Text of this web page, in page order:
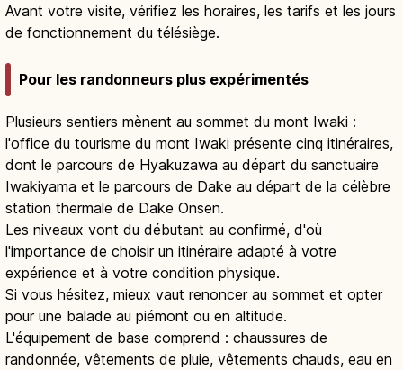
Avant votre visite, vérifiez les horaires, les tarifs et les jours
de fonctionnement du télésiège.
Pour les randonneurs plus expérimentés
Plusieurs sentiers mènent au sommet du mont Iwaki :
l'office du tourisme du mont Iwaki présente cinq itinéraires,
dont le parcours de Hyakuzawa au départ du sanctuaire
Iwakiyama et le parcours de Dake au départ de la célèbre
station thermale de Dake Onsen.
Les niveaux vont du débutant au confirmé, d'où
l'importance de choisir un itinéraire adapté à votre
expérience et à votre condition physique.
Si vous hésitez, mieux vaut renoncer au sommet et opter
pour une balade au piémont ou en altitude.
L'équipement de base comprend : chaussures de
randonnée, vêtements de pluie, vêtements chauds, eau en